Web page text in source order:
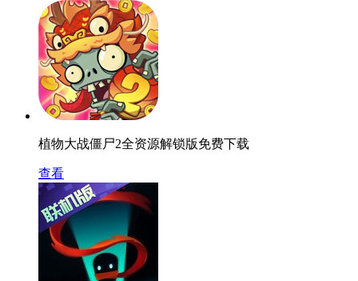
植物大战僵尸2全资源解锁版免费下载
查看